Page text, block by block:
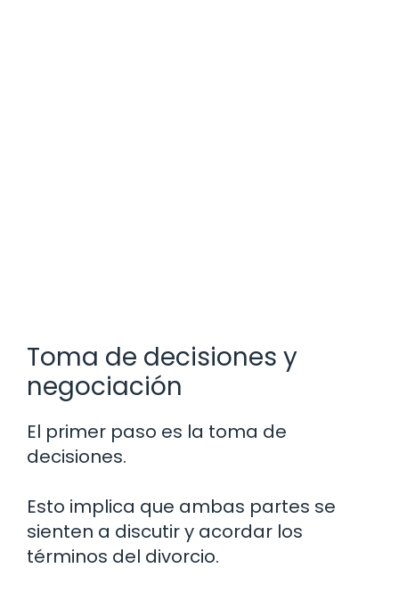
Toma de decisiones y
negociación
El primer paso es la toma de
decisiones.
Esto implica que ambas partes se
sienten a discutir y acordar los
términos del divorcio.